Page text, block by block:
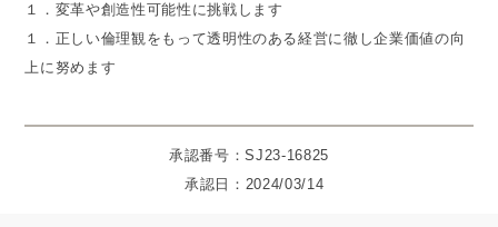
１．変革や創造性可能性に挑戦します
１．正しい倫理観をもって透明性のある経営に徹し企業価値の向
上に努めます
承認番号：SJ23-16825
承認日：2024/03/14